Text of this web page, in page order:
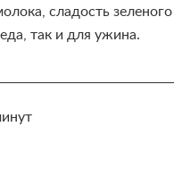
сладость
так и для ужина.